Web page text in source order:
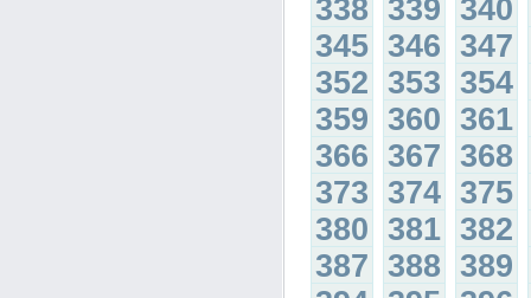
338 339 340
345 346 347
352 353 354
359 360 361
366 367 368
373 374 375
380 381 382
387 388 389